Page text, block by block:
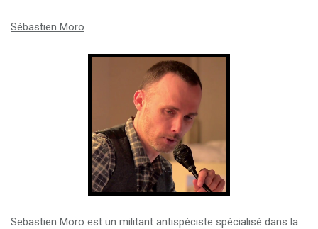
Sébastien Moro
Sebastien Moro est un militant antispéciste spécialisé dans la